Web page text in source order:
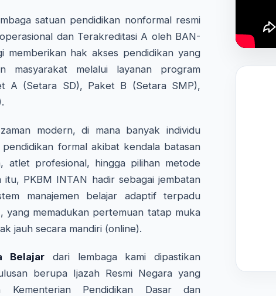
satuan pendidikan nonformal resmi
dan Terakreditasi A oleh BAN-
memberikan hak akses pendidikan yang
masyarakat melalui layanan program
A (Setara SD), Paket B (Setara SMP),
modern, di mana banyak individu
formal akibat kendala batasan
atlet profesional, hingga pilihan metode
itu, PKBM INTAN hadir sebagai jembatan
manajemen belajar adaptif terpadu
, yang memadukan pertemuan tatap muka
jauh secara mandiri (online).
Belajar dari lembaga kami dipastikan
berupa Ijazah Resmi Negara yang
Kementerian Pendidikan Dasar dan